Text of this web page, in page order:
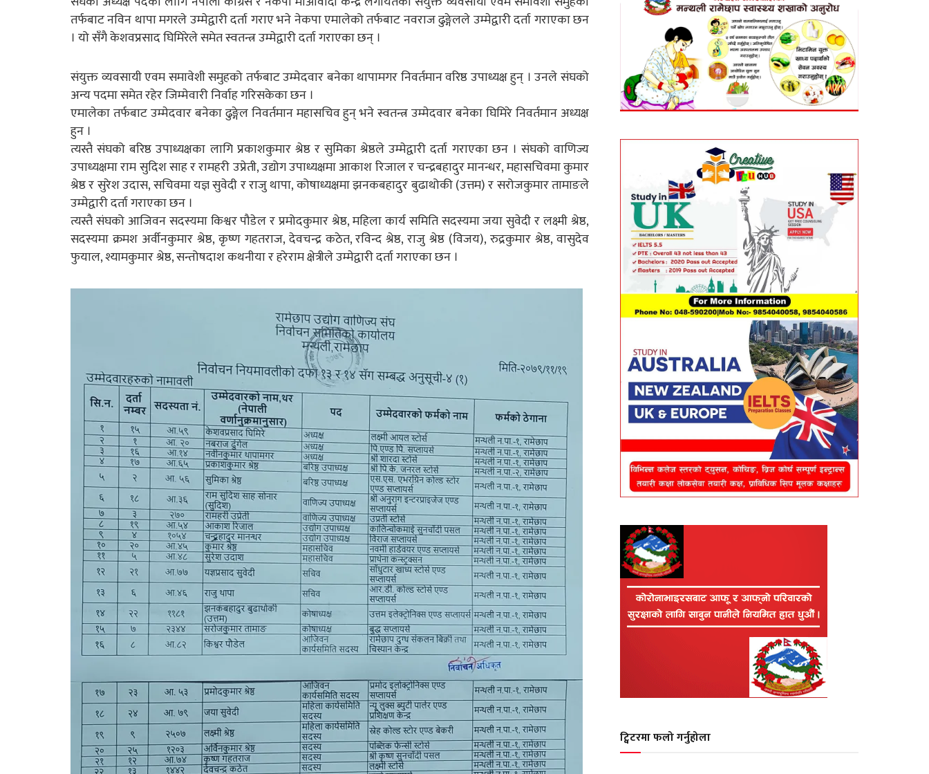
तर्फबाट नविन थापा मगरले उम्मेद्वारी दर्ता गराए भने नेकपा एमालेको तर्फबाट नवराज ढुङ्गेलले उम्मेद्वारी दर्ता गराएका छन
। यो सँगै केशवप्रसाद घिमिरेले समेत स्वतन्त्र उम्मेद्वारी दर्ता गराएका छन् ।
संयुक्त व्यवसायी एवम समावेशी समुहको तर्फबाट उम्मेदवार बनेका थापामगर निवर्तमान वरिष्ठ उपाध्यक्ष हुन् । उनले संघको
अन्य पदमा समेत रहेर जिम्मेवारी निर्वाह गरिसकेका छन ।
एमालेका तर्फबाट उम्मेदवार बनेका ढुङ्गेल निवर्तमान महासचिव हुन् भने स्वतन्त्र उम्मेदवार बनेका घिमिरे निवर्तमान अध्यक्ष
हुन ।
त्यस्तै संघको बरिष्ठ उपाध्यक्षका लागि प्रकाशकुमार श्रेष्ठ र सुमिका श्रेष्ठले उम्मेद्वारी दर्ता गराएका छन । संघको वाणिज्य
उपाध्यक्षमा राम सुदिश साह र रामहरी उप्रेती, उद्योग उपाध्यक्षमा आकाश रिजाल र चन्द्रबहादुर मानन्धर, महासचिवमा कुमार
श्रेष्ठ र सुरेश उदास, सचिवमा यज्ञ सुवेदी र राजु थापा, कोषाध्यक्षमा झनकबहादुर बुढाथोकी (उत्तम) र सरोजकुमार तामाङले
उम्मेद्वारी दर्ता गराएका छन ।
त्यस्तै संघको आजिवन सदस्यमा किश्वर पौडेल र प्रमोदकुमार श्रेष्ठ, महिला कार्य समिति सदस्यमा जया सुवेदी र लक्ष्मी श्रेष्ठ,
सदस्यमा क्रमश अर्वीनकुमार श्रेष्ठ, कृष्ण गहतराज, देवचन्द्र कठेत, रविन्द श्रेष्ठ, राजु श्रेष्ठ (विजय), रुद्रकुमार श्रेष्ठ, वासुदेव
फुयाल, श्यामकुमार श्रेष्ठ, सन्तोषदाश कथनीया र हरेराम क्षेत्रीले उम्मेद्वारी दर्ता गराएका छन ।
ट्विटरमा फलो गर्नुहोला